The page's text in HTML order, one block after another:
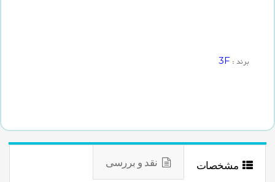
برند : 3F
مشخصات نقد و بررسی